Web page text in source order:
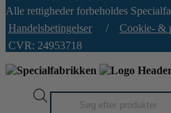
Alle rettigheder forbeholdes
Handelsbetingelser / Cookie- &
CVR: 24953718
Products